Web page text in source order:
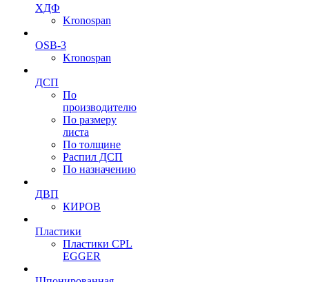
ХДФ
Kronospan
OSB-3
Kronospan
ДСП
По
производителю
По размеру
листа
По толщине
Распил ДСП
По назначению
ДВП
КИРОВ
Пластики
Пластики CPL
EGGER